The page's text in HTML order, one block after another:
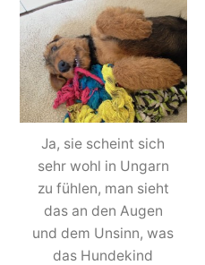
Ja, sie scheint sich
sehr wohl in Ungarn
zu fühlen, man sieht
das an den Augen
und dem Unsinn, was
das Hundekind